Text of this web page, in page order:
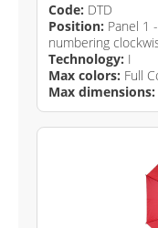
Code: DTD
Position: Panel 1
numbering
Technology: I
Max colors: Full
Max dimensions: